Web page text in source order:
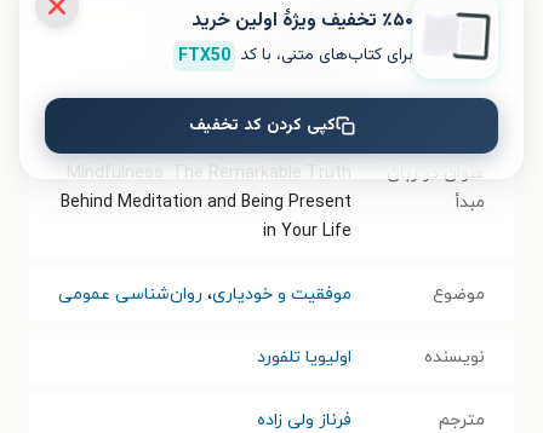
نام کتاب ذهن آگاهی به زبان ساده
عنوان در زبان
مبدأ
Mindfulness: The Remarkable Truth
Behind Meditation and Being Present
in Your Life
موضوع موفقیت و خودیاری، روان‌شناسی عمومی
نویسنده اولیویا تلفورد
مترجم فرناز ولی زاده
٪۵۰ تخفیف ویژۀ اولین خرید
برای کتاب‌های متنی، با کد FTX50
کپی کردن کد تخفیف